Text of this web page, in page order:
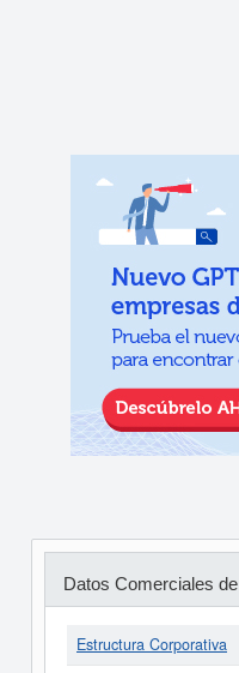
Datos Comerciales de
Estructura Corporativa